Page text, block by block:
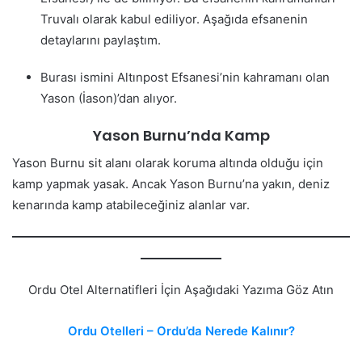
Truvalı olarak kabul ediliyor. Aşağıda efsanenin
detaylarını paylaştım.
Burası ismini Altınpost Efsanesi’nin kahramanı olan
Yason (İason)’dan alıyor.
Yason Burnu’nda Kamp
Yason Burnu sit alanı olarak koruma altında olduğu için
kamp yapmak yasak. Ancak Yason Burnu’na yakın, deniz
kenarında kamp atabileceğiniz alanlar var.
Ordu Otel Alternatifleri İçin Aşağıdaki Yazıma Göz Atın
Ordu Otelleri – Ordu’da Nerede Kalınır?